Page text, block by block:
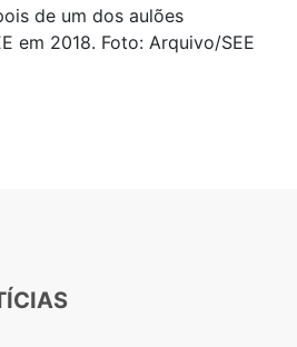
de um dos aulões
em 2018. Foto: Arquivo/SEE